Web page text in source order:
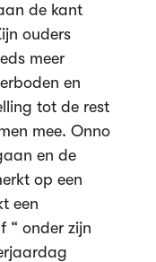
de kant
ouders
meer
en
tot de rest
mee. Onno
en de
op een
een
“ onder zijn